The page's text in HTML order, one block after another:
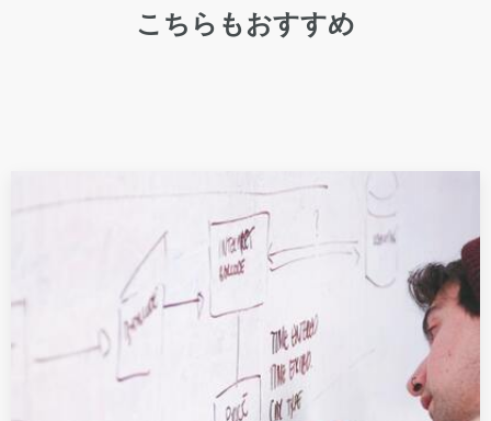
こちらもおすすめ